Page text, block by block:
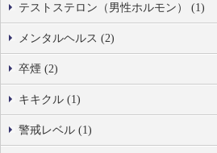
テストステロン（男性ホルモン） (1)
メンタルヘルス (2)
卒煙 (2)
キキクル (1)
警戒レベル (1)